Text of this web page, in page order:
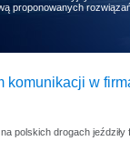
proponowanych
komunikacji w
polskich drogach